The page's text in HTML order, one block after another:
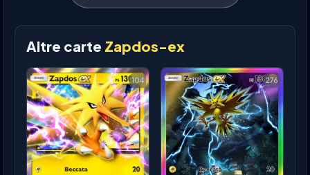
Altre carte Zapdos-ex
104 276